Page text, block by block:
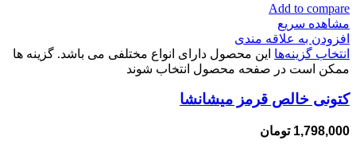
Add to compare
مشاهده سریع
افزودن به علاقه مندی
انتخاب گزینه‌ها این محصول دارای انواع مختلفی می باشد. گزینه ها
ممکن است در صفحه محصول انتخاب شوند
کتونی خالص قرمز میشانشا
1,798,000 تومان